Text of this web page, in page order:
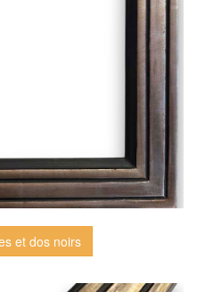
et dos noirs